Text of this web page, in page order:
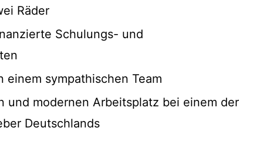
Räder
Schulungs- und
einem sympathischen Team
und modernen Arbeitsplatz bei einem der
Deutschlands